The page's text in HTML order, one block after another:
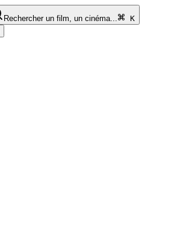
Rechercher un film, un cinéma...
K